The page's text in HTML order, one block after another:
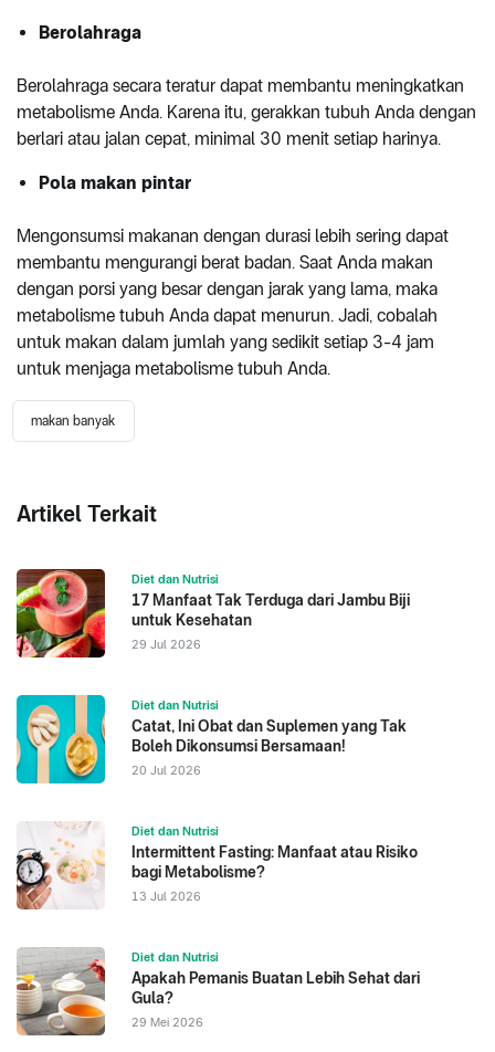
Berolahraga
Berolahraga secara teratur dapat membantu meningkatkan
metabolisme Anda. Karena itu, gerakkan tubuh Anda dengan
berlari atau jalan cepat, minimal 30 menit setiap harinya.
Pola makan pintar
Mengonsumsi makanan dengan durasi lebih sering dapat
membantu mengurangi berat badan. Saat Anda makan
dengan porsi yang besar dengan jarak yang lama, maka
metabolisme tubuh Anda dapat menurun. Jadi, cobalah
untuk makan dalam jumlah yang sedikit setiap 3-4 jam
untuk menjaga metabolisme tubuh Anda.
makan banyak
Artikel Terkait
Diet dan Nutrisi
17 Manfaat Tak Terduga dari Jambu Biji
untuk Kesehatan
29 Jul 2026
Diet dan Nutrisi
Catat, Ini Obat dan Suplemen yang Tak
Boleh Dikonsumsi Bersamaan!
20 Jul 2026
Diet dan Nutrisi
Intermittent Fasting: Manfaat atau Risiko
bagi Metabolisme?
13 Jul 2026
Diet dan Nutrisi
Apakah Pemanis Buatan Lebih Sehat dari
Gula?
29 Mei 2026